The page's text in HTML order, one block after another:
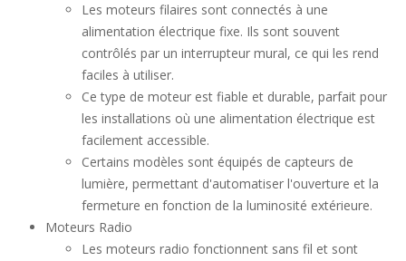
Les moteurs filaires sont connectés à une
alimentation électrique fixe. Ils sont souvent
contrôlés par un interrupteur mural, ce qui les rend
faciles à utiliser.
Ce type de moteur est fiable et durable, parfait pour
les installations où une alimentation électrique est
facilement accessible.
Certains modèles sont équipés de capteurs de
lumière, permettant d'automatiser l'ouverture et la
fermeture en fonction de la luminosité extérieure.
Moteurs Radio
Les moteurs radio fonctionnent sans fil et sont